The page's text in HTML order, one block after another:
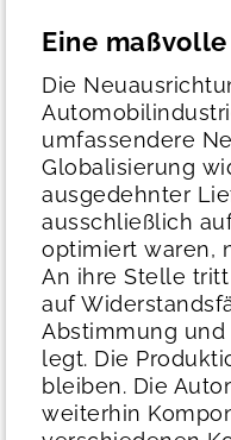
Eine
Die
umfassendere
Globalisierung
ausgedehnter
ausschließlich
optimiert waren,
An ihre Stelle
auf
Abstimmung und
legt. Die
bleiben. Die
weiterhin